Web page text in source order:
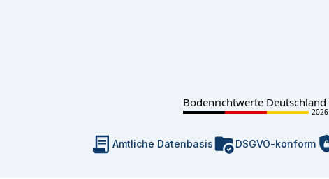
Bodenrichtwerte Deutschland
2026
Amtliche Datenbasis DSGVO-konform